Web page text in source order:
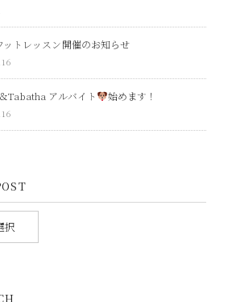
ットレッスン開催のお知らせ
Tabatha アルバイト 始めます！